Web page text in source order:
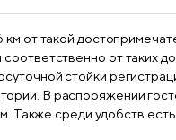
от такой
от таких
стойки
с душем,
среди удобств